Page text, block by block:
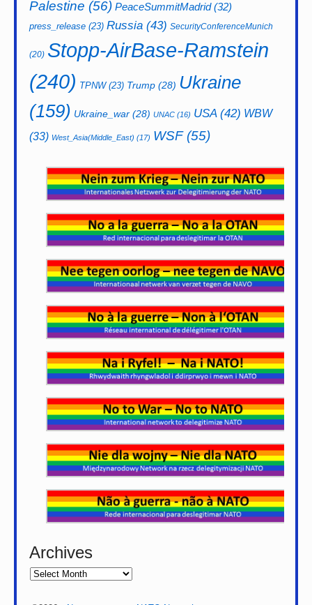
Palestine (56) PeaceSummitMadrid(32)
press_release (23) Russia (43) SecurityConferenceMunich
(20) Stopp-AirBase-Ramstein
(240) TPNW(23) Trump (28) Ukraine
(159) Ukraine_war (28) UNAC (16) USA(42) WBW
(33) West_Asia(Middle_East) (17) WSF(55)
Archives